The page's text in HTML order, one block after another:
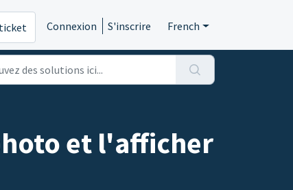
Connexion S'inscrire French
et l'afficher